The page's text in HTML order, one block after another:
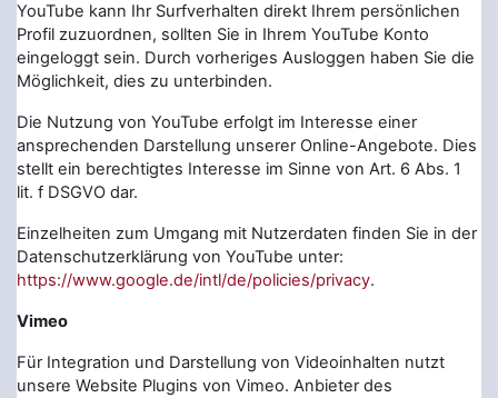
YouTube kann Ihr Surfverhalten direkt Ihrem persönlichen
Profil zuzuordnen, sollten Sie in Ihrem YouTube Konto
eingeloggt sein. Durch vorheriges Ausloggen haben Sie die
Möglichkeit, dies zu unterbinden.
Die Nutzung von YouTube erfolgt im Interesse einer
ansprechenden Darstellung unserer Online-Angebote. Dies
stellt ein berechtigtes Interesse im Sinne von Art. 6 Abs. 1
lit. f DSGVO dar.
Einzelheiten zum Umgang mit Nutzerdaten finden Sie in der
Datenschutzerklärung von YouTube unter:
https://www.google.de/intl/de/policies/privacy.
Vimeo
Für Integration und Darstellung von Videoinhalten nutzt
unsere Website Plugins von Vimeo. Anbieter des